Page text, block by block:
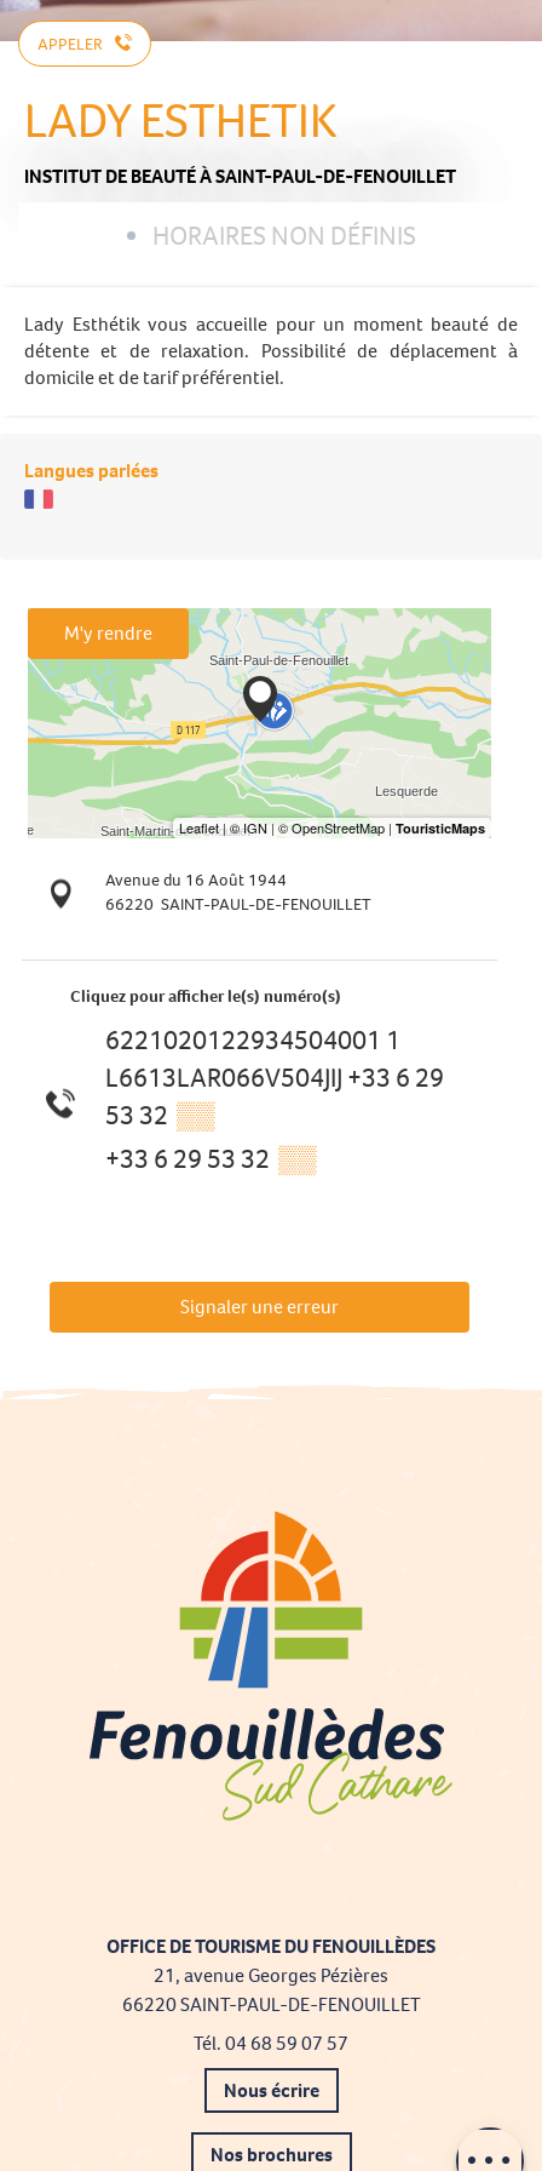
APPELER
LADY ESTHETIK
INSTITUT DE BEAUTÉÀ SAINT-PAUL-DE-FENOUILLET
HORAIRES NON DÉFINIS
Lady Esthétik vous accueille pour un moment beauté de
détente et de relaxation. Possibilité de déplacement à
domicile et de tarif préférentiel.
Langues parlées
M'y rendre
Avenue du 16 Août 1944
66220 SAINT-PAUL-DE-FENOUILLET
Cliquez pour afficher le(s) numéro(s)
6221020122934504001 1
L6613LAR066V504JIJ +33 6 29
53 32 ▒▒
+33 6 29 53 32 ▒▒
Signaler une erreur
OFFICE DE TOURISME DU FENOUILLÈDES
21, avenue Georges Pézières
66220 SAINT-PAUL-DE-FENOUILLET
Tél. 04 68 59 07 57
Nous écrire
Nos brochures